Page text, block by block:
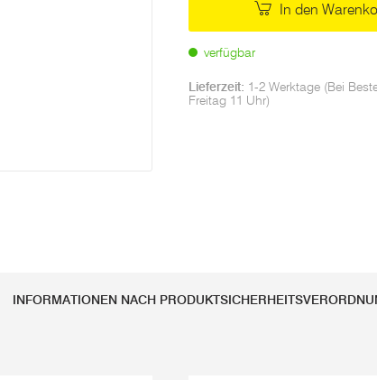
In den
verfügbar
Lieferzeit: 1-2 Werktage (Bei
Freitag 11 Uhr)
INFORMATIONEN NACH